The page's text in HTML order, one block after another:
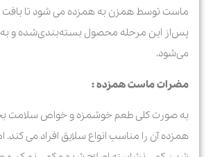
ماست توسط همزن به همزده می شود تا
پس‌از این مرحله محصول بسته‌بندی‌شده و
می‌شود.
مضرات ماست همزده :
به صورت کلی طعم خوشمزه و خواص
همزده آن را مناسب انواع سلایق افراد می کند.